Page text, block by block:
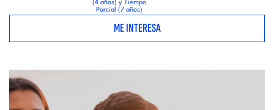
(4 años) y Tiempo
Parcial (7 años)
ME INTERESA